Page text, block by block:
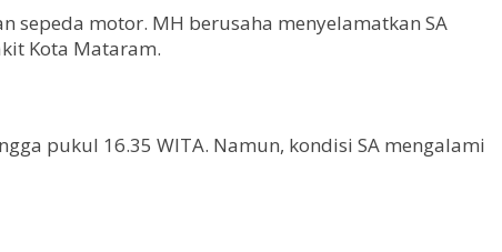
sepeda motor. MH berusaha menyelamatkan SA
Kota Mataram.
pukul 16.35 WITA. Namun, kondisi SA mengalami